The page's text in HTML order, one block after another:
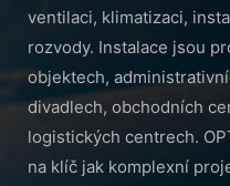
ventilaci, klimatizaci,
rozvody. Instalace jsou
objektech,
divadlech, obchodních
logistických centrech.
na klíč jak komplexní